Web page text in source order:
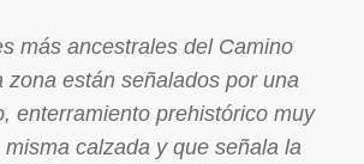
más ancestrales del Camino
zona están señalados por una
enterramiento prehistórico muy
calzada y que señala la